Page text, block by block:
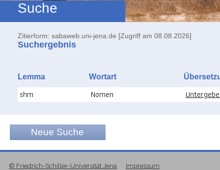
Suche
Zitierform: sabaweb.uni-jena.de [Zugriff am 08.08.2026]
Suchergebnis
Lemma Wortart
shm Nomen
Neue Suche
© Friedrich-Schiller-Universität Jena Impressum